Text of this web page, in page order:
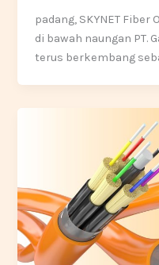
padang, SKYNET
di bawah naungan PT.
terus berkembang